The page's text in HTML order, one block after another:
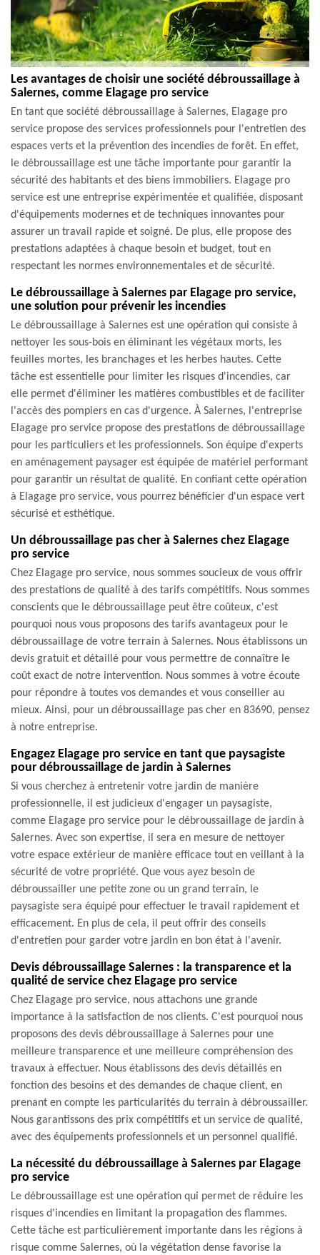
Les avantages de choisir une société débroussaillage à
Salernes, comme Elagage pro service
En tant que société débroussaillage à Salernes, Elagage pro
service propose des services professionnels pour l'entretien des
espaces verts et la prévention des incendies de forêt. En effet,
le débroussaillage est une tâche importante pour garantir la
sécurité des habitants et des biens immobiliers. Elagage pro
service est une entreprise expérimentée et qualifiée, disposant
d'équipements modernes et de techniques innovantes pour
assurer un travail rapide et soigné. De plus, elle propose des
prestations adaptées à chaque besoin et budget, tout en
respectant les normes environnementales et de sécurité.
Le débroussaillage à Salernes par Elagage pro service,
une solution pour prévenir les incendies
Le débroussaillage à Salernes est une opération qui consiste à
nettoyer les sous-bois en éliminant les végétaux morts, les
feuilles mortes, les branchages et les herbes hautes. Cette
tâche est essentielle pour limiter les risques d'incendies, car
elle permet d'éliminer les matières combustibles et de faciliter
l'accès des pompiers en cas d'urgence. À Salernes, l'entreprise
Elagage pro service propose des prestations de débroussaillage
pour les particuliers et les professionnels. Son équipe d'experts
en aménagement paysager est équipée de matériel performant
pour garantir un résultat de qualité. En confiant cette opération
à Elagage pro service, vous pourrez bénéficier d'un espace vert
sécurisé et esthétique.
Un débroussaillage pas cher à Salernes chez Elagage
pro service
Chez Elagage pro service, nous sommes soucieux de vous offrir
des prestations de qualité à des tarifs compétitifs. Nous sommes
conscients que le débroussaillage peut être coûteux, c'est
pourquoi nous vous proposons des tarifs avantageux pour le
débroussaillage de votre terrain à Salernes. Nous établissons un
devis gratuit et détaillé pour vous permettre de connaître le
coût exact de notre intervention. Nous sommes à votre écoute
pour répondre à toutes vos demandes et vous conseiller au
mieux. Ainsi, pour un débroussaillage pas cher en 83690, pensez
à notre entreprise.
Engagez Elagage pro service en tant que paysagiste
pour débroussaillage de jardin à Salernes
Si vous cherchez à entretenir votre jardin de manière
professionnelle, il est judicieux d'engager un paysagiste,
comme Elagage pro service pour le débroussaillage de jardin à
Salernes. Avec son expertise, il sera en mesure de nettoyer
votre espace extérieur de manière efficace tout en veillant à la
sécurité de votre propriété. Que vous ayez besoin de
débroussailler une petite zone ou un grand terrain, le
paysagiste sera équipé pour effectuer le travail rapidement et
efficacement. En plus de cela, il peut offrir des conseils
d'entretien pour garder votre jardin en bon état à l'avenir.
Devis débroussaillage Salernes : la transparence et la
qualité de service chez Elagage pro service
Chez Elagage pro service, nous attachons une grande
importance à la satisfaction de nos clients. C'est pourquoi nous
proposons des devis débroussaillage à Salernes pour une
meilleure transparence et une meilleure compréhension des
travaux à effectuer. Nous établissons des devis détaillés en
fonction des besoins et des demandes de chaque client, en
prenant en compte les particularités du terrain à débroussailler.
Nous garantissons des prix compétitifs et un service de qualité,
avec des équipements professionnels et un personnel qualifié.
La nécessité du débroussaillage à Salernes par Elagage
pro service
Le débroussaillage est une opération qui permet de réduire les
risques d'incendies en limitant la propagation des flammes.
Cette tâche est particulièrement importante dans les régions à
risque comme Salernes, où la végétation dense favorise la